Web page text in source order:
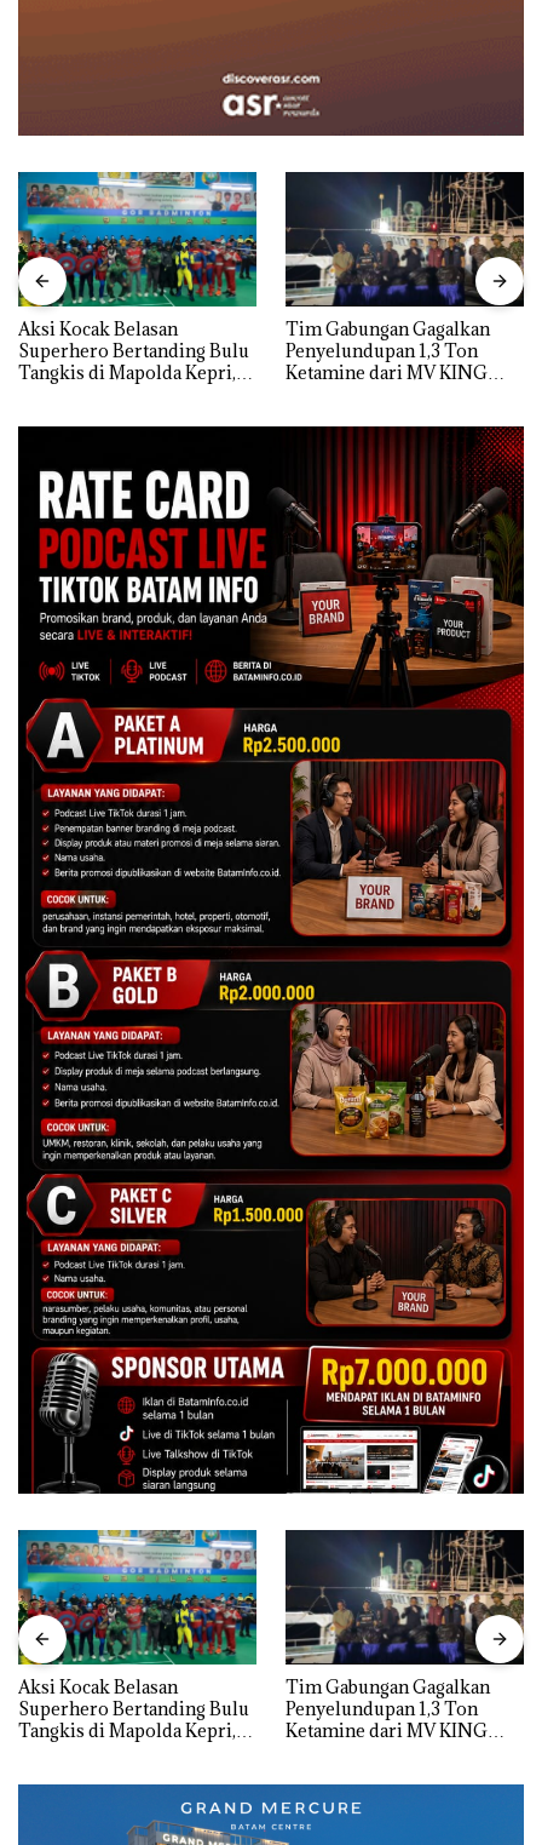
Aksi Kocak Belasan
Superhero Bertanding Bulu
Tangkis di Mapolda Kepri,
Tim Gabungan Gagalkan
Penyelundupan 1,3 Ton
Ketamine dari MV KING
Aksi Kocak Belasan
Superhero Bertanding Bulu
Tangkis di Mapolda Kepri,
Tim Gabungan Gagalkan
Penyelundupan 1,3 Ton
Ketamine dari MV KING